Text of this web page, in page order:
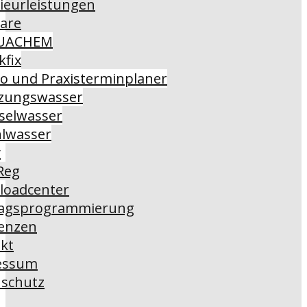
und Praxisterminplaner